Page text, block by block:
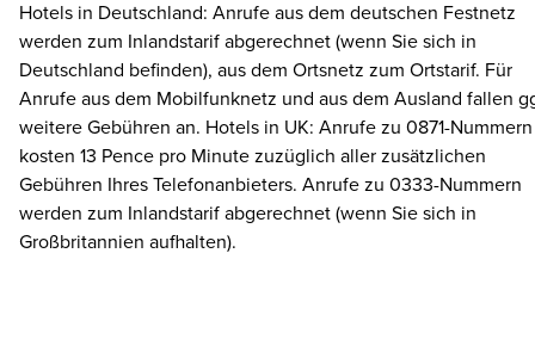
Hotels in Deutschland: Anrufe aus dem deutschen Festnetz
werden zum Inlandstarif abgerechnet (wenn Sie sich in
Deutschland befinden), aus dem Ortsnetz zum Ortstarif. Für
Anrufe aus dem Mobilfunknetz und aus dem Ausland fallen
weitere Gebühren an. Hotels in UK: Anrufe zu 0871-Nummern
kosten 13 Pence pro Minute zuzüglich aller zusätzlichen
Gebühren Ihres Telefonanbieters. Anrufe zu 0333-Nummern
werden zum Inlandstarif abgerechnet (wenn Sie sich in
Großbritannien aufhalten).